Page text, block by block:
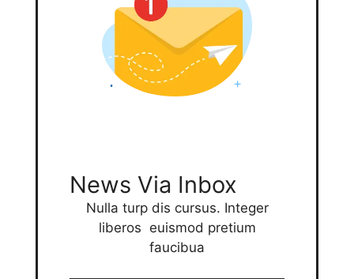
News Via Inbox
Nulla turp dis cursus. Integer
liberos euismod pretium
faucibua